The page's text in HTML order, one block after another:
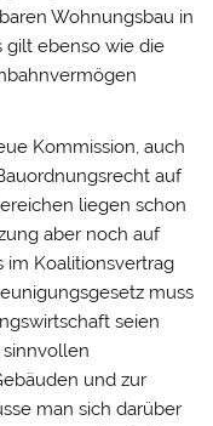
Wohnungsbau in
gilt ebenso wie die
Kommission, auch
auf
liegen schon
aber noch auf
im Koalitionsvertrag
muss
seien
und zur
man sich darüber